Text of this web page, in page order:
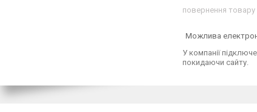
повернення товару
У компанії
покидаючи сайту.